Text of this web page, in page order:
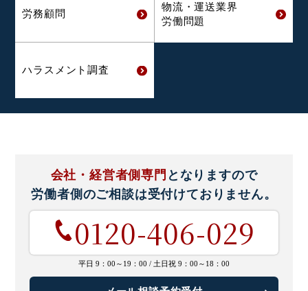
労務顧問
物流・運送業界
労働問題
ハラスメント調査
会社・経営者側専門 となりますので
労働者側のご相談は受付けておりません。
0120-406-029
平日 9：00～19：00 / 土日祝 9：00～18：00